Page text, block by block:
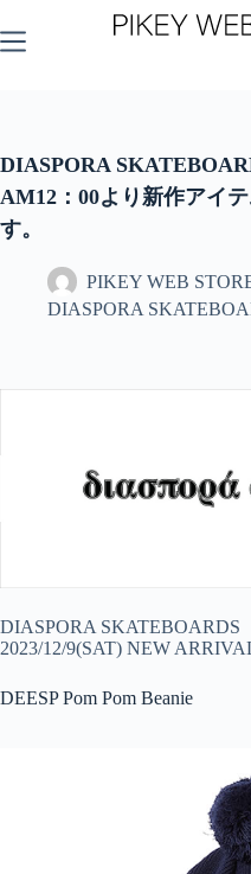
ン
ス
ッ
プ
DIASPORA
AM12：00より新作アイ
す。
PIKEY WEB
DIASPORA
DIASPORA SKATEBOARDS
2023/12/9(SAT) NEW
DEESP Pom Pom Beanie